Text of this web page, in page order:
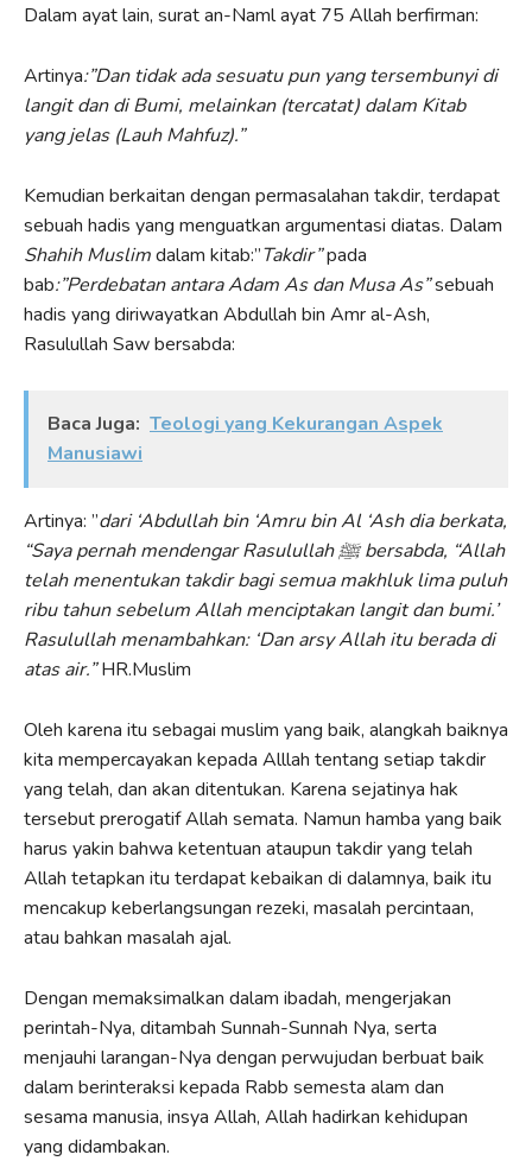
Dalam ayat lain, surat an-Naml ayat 75 Allah berfirman:
Artinya:”Dan tidak ada sesuatu pun yang tersembunyi di
langit dan di Bumi, melainkan (tercatat) dalam Kitab
yang jelas (Lauh Mahfuz).”
Kemudian berkaitan dengan permasalahan takdir, terdapat
sebuah hadis yang menguatkan argumentasi diatas. Dalam
Shahih Muslimdalam kitab:”Takdir”pada
bab:”Perdebatan antara Adam As dan Musa As”sebuah
hadis yang diriwayatkan Abdullah bin Amr al-Ash,
Rasulullah Saw bersabda:
Baca Juga: Teologi yang Kekurangan Aspek
Manusiawi
Artinya: ”dari ‘Abdullah bin ‘Amru bin Al ‘Ash dia berkata,
“Saya pernah mendengar Rasulullah ﷺ bersabda, “Allah
telah menentukan takdir bagi semua makhluk lima puluh
ribu tahun sebelum Allah menciptakan langit dan bumi.’
Rasulullah menambahkan: ‘Dan arsy Allah itu berada di
atas air.”HR.Muslim
Oleh karena itu sebagai muslim yang baik, alangkah baiknya
kita mempercayakan kepada Alllah tentang setiap takdir
yang telah, dan akan ditentukan. Karena sejatinya hak
tersebut prerogatif Allah semata. Namun hamba yang baik
harus yakin bahwa ketentuan ataupun takdir yang telah
Allah tetapkan itu terdapat kebaikan di dalamnya, baik itu
mencakup keberlangsungan rezeki, masalah percintaan,
atau bahkan masalah ajal.
Dengan memaksimalkan dalam ibadah, mengerjakan
perintah-Nya, ditambah Sunnah-Sunnah Nya, serta
menjauhi larangan-Nya dengan perwujudan berbuat baik
dalam berinteraksi kepada Rabb semesta alam dan
sesama manusia, insya Allah, Allah hadirkan kehidupan
yang didambakan.